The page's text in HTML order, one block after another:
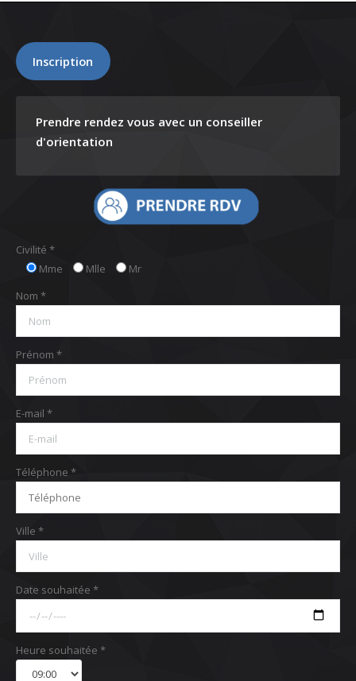
Inscription
Prendre rendez vous avec un conseiller
d'orientation
Civilité *
Mme
Mlle
Mr
Nom *
Prénom *
E-mail *
Téléphone *
Ville *
Date souhaitée *
Heure souhaitée *